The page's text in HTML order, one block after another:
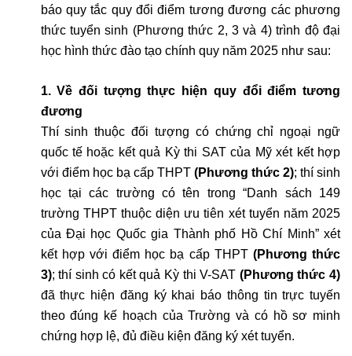
báo quy tắc quy đổi điểm tương đương các phương
thức tuyển sinh (Phương thức 2, 3 và 4) trình độ đại
học hình thức đào tạo chính quy năm 2025 như sau:
1. Về đối tượng thực hiện quy đổi điểm tương
đương
Thí sinh thuộc đối tượng có chứng chỉ ngoại ngữ
quốc tế hoặc kết quả Kỳ thi SAT của Mỹ xét kết hợp
với điểm học bạ cấp THPT (Phương thức 2); thí sinh
học tại các trường có tên trong “Danh sách 149
trường THPT thuộc diện ưu tiên xét tuyển năm 2025
của Đại học Quốc gia Thành phố Hồ Chí Minh” xét
kết hợp với điểm học bạ cấp THPT (Phương thức
3); thí sinh có kết quả Kỳ thi V-SAT (Phương thức 4)
đã thực hiện đăng ký khai báo thông tin trực tuyến
theo đúng kế hoạch của Trường và có hồ sơ minh
chứng hợp lệ, đủ điều kiện đăng ký xét tuyển.